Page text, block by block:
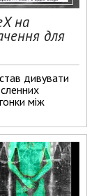
на
для
дивувати
між